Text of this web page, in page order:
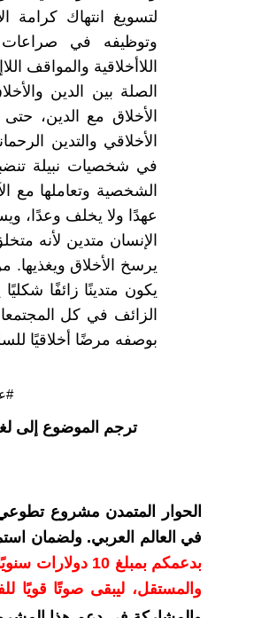
لتسويغ انتهاك كرامة
وتوظيفه في صراعات
اللاأخلاقية والمواقف
الصلة بين الدين
الأخلاق مع الدين،
الأخلاقي والتدين
في شخصيات نبيلة تنضبط
الشخصية وتعاملها مع
عهدًا ولا يخلف وعدًا،
الإنسان متدين لأنه
يرسخ الأخلاق ويغذيها.
يكون متدينًا زائفًا
الزائف في كل
بوصفه مرضًا أخلاقيًا
ترجم الموضوع إلى
الحوار المتمدن مشروع
في العالم العربي. ولضمان
بدعمكم بمبلغ
والمستقل، ليبقى صوتًا قويًا